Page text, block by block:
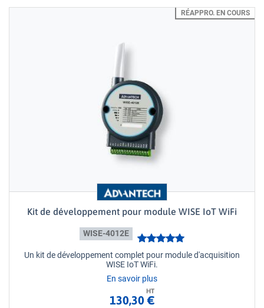
RÉAPPRO. EN COURS
Kit de développement pour module WISE IoT WiFi
WISE-4012E
Un kit de développement complet pour module d'acquisition
WISE IoT WiFi.
En savoir plus
HT
130,30 €